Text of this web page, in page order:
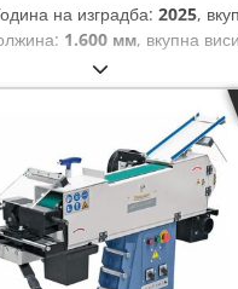
на изградба: 2025,
1.600 мм, вкупна
трифазен
(макс.):140 мм, влезен
лента:
2.000 мм ,
, максимална брзина на
брзина (мин.):1.400 обр/